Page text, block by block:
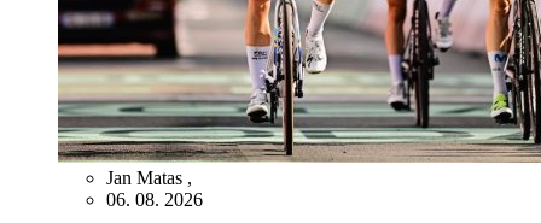
Jan Matas ,
06. 08. 2026